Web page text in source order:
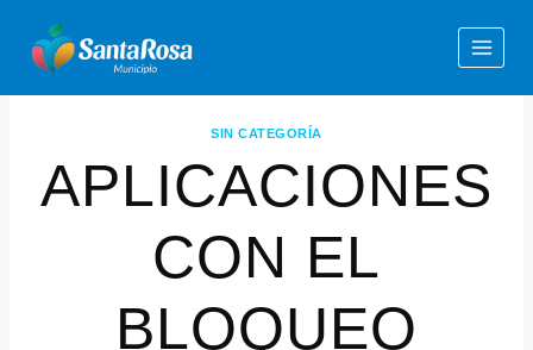
SIN CATEGORÍA
APLICACIONES
CON EL
BLOQUEO